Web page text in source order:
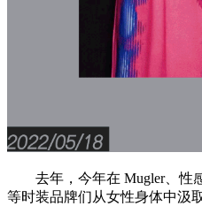
去年，今年在 Mugler、性感
等时装品牌们从女性身体中汲